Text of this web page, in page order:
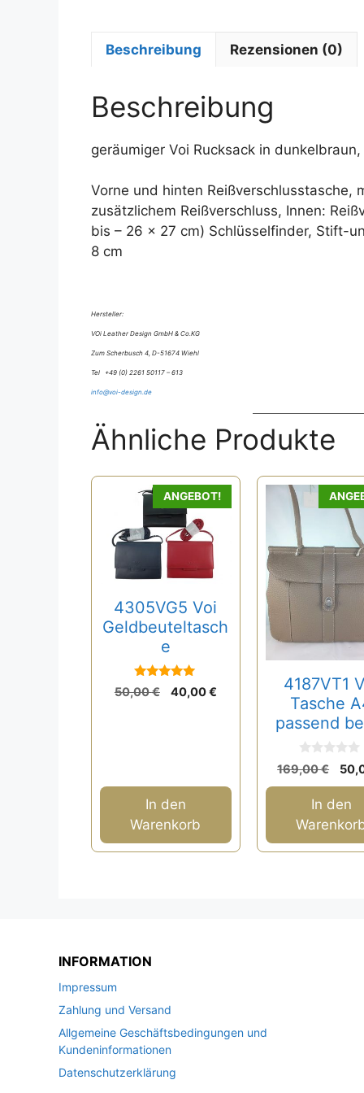
Beschreibung Rezensionen (0)
Beschreibung
geräumiger Voi Rucksack in dunkelbraun,
Vorne und hinten
zusätzlichem Reißverschluss, Innen:
bis – 26 x 27 cm) Schlüsselfinder, Stift-
8 cm
Hersteller:
VOi Leather Design GmbH & Co.KG
Zum Scherbusch 4, D-51674 Wiehl
Tel +49 (0) 2261 50117 – 613
info@voi-design.de
Ähnliche Produkte
ANGEBOT!
4305VG5 Voi
Geldbeuteltasch
e
von 5
50,00€
Ursprünglicher
40,00€Aktueller
In den
Warenkorb
4187VT1
Tasche
passend
0
v
o
169,00€
war:
In den
INFORMATION
Impressum
Zahlung und Versand
Allgemeine Geschäftsbedingungen und
Kundeninformationen
Datenschutzerklärung